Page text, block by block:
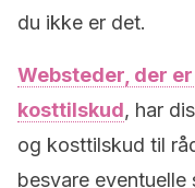
du ikke er det.
Websteder, der
kosttilskud, har
og kosttilskud til
besvare eventuelle